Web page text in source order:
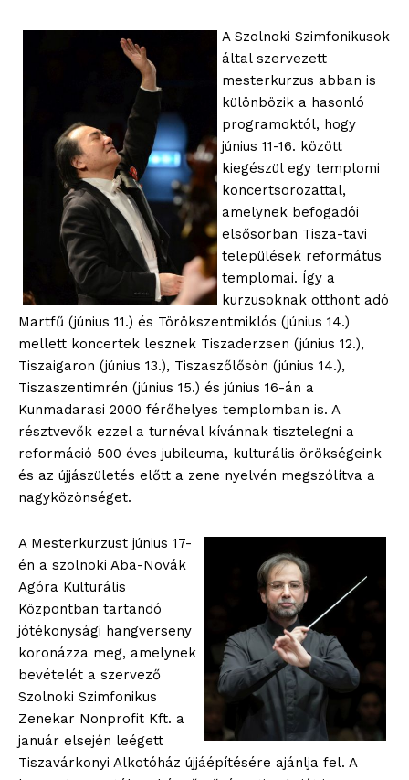
A Szolnoki Szimfonikusok
által szervezett
mesterkurzus abban is
különbözik a hasonló
programoktól, hogy
június 11-16. között
kiegészül egy templomi
koncertsorozattal,
amelynek befogadói
elsősorban Tisza-tavi
települések református
templomai. Így a
kurzusoknak otthont adó
Martfű (június 11.) és Törökszentmiklós (június 14.)
mellett koncertek lesznek Tiszaderzsen (június 12.),
Tiszaigaron (június 13.), Tiszaszőlősön (június 14.),
Tiszaszentimrén (június 15.) és június 16-án a
Kunmadarasi 2000 férőhelyes templomban is. A
résztvevők ezzel a turnéval kívánnak tisztelegni a
reformáció 500 éves jubileuma, kulturális örökségeink
és az újjászületés előtt a zene nyelvén megszólítva a
nagyközönséget.
A Mesterkurzust június 17-
én a szolnoki Aba-Novák
Agóra Kulturális
Központban tartandó
jótékonysági hangverseny
koronázza meg, amelynek
bevételét a szervező
Szolnoki Szimfonikus
Zenekar Nonprofit Kft. a
január elsején leégett
Tiszavárkonyi Alkotóház újjáépítésére ajánlja fel. A